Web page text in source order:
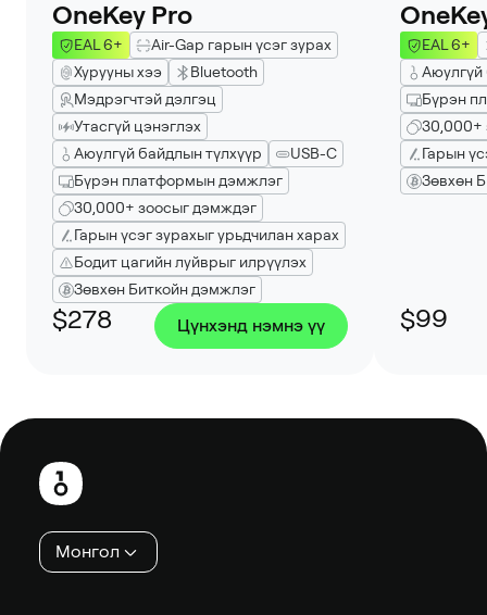
OneKey Pro
EAL 6+
Air-Gap гарын үсэг зурах
Хурууны хээ
Bluetooth
Мэдрэгчтэй дэлгэц
Утасгүй цэнэглэх
Аюулгүй байдлын түлхүүр
USB-C
Бүрэн платформын дэмжлэг
30,000+ зоосыг дэмждэг
Гарын үсэг зурахыг урьдчилан харах
Бодит цагийн луйврыг илрүүлэх
Зөвхөн Биткойн дэмжлэг
$278 Цүнхэнд нэмнэ үү
EAL 6+
Аюулгүй
Бүрэн
30,000+
Гарын
Зөвхөн
$99
Хөл
хэсэг
Монгол